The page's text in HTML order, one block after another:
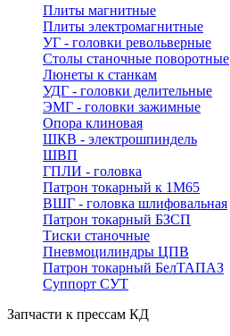
Плиты магнитные
Плиты электромагнитные
УГ - головки револьверные
Столы станочные поворотные
Люнеты к станкам
УДГ - головки делительные
ЭМГ - головки зажимные
Опора клиновая
ШКВ - электрошпиндель
ШВП
ГПЛИ - головка
Патрон токарный к 1М65
ВШГ - головка шлифовальная
Патрон токарный БЗСП
Тиски станочные
Пневмоцилиндры ЦПВ
Патрон токарный БелТАПАЗ
Суппорт СУТ
Запчасти к прессам КД